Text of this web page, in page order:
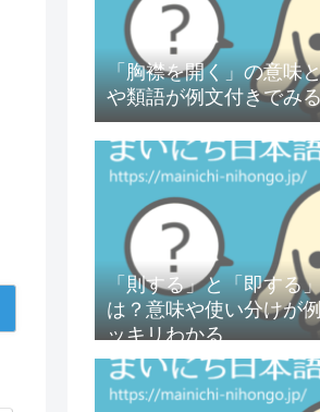
「胸襟を開く」の意味
や類語が例文付きでみ
「則する」と「即する
は？意味や使い分けが
ッキリわかる